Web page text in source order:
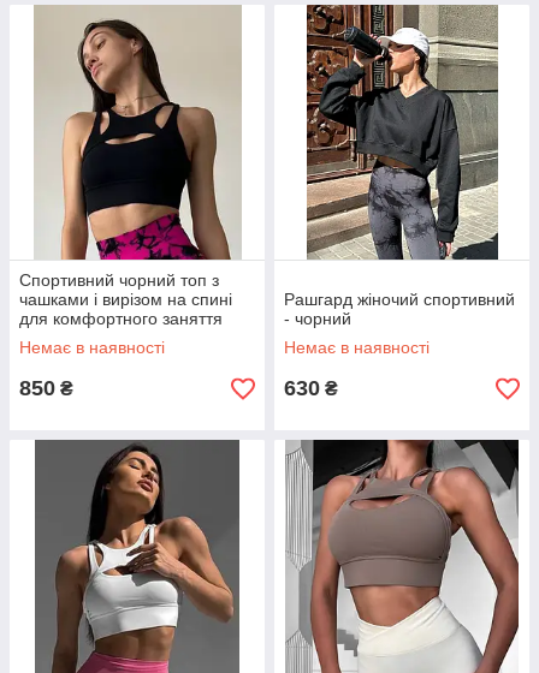
Спортивний чорний топ з
чашками і вирізом на спині
для комфортного заняття
спорту
Немає в наявності
850 ₴
Рашгард жіночий спортивний
- чорний
Немає в наявності
630 ₴